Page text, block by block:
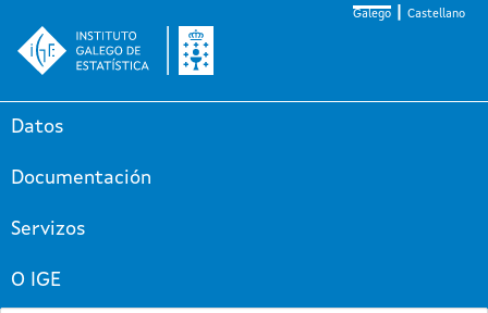
Galego Castellano
Datos
Documentación
Servizos
O IGE